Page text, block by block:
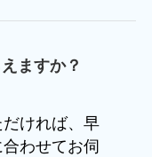
ますか？
ければ、早
わせてお伺